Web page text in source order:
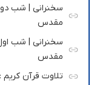
سخنرانی | شب
مقدس
سخنرانی | شب
مقدس
تلاوت قرآن